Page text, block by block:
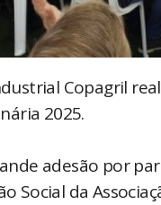
Copagril
2025.
adesão por
Social da